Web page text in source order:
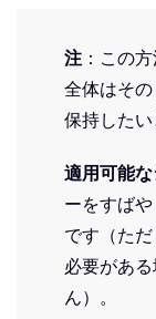
注 ：この
全体はそ
保持したい
適用可能
ーをすば
です（た
必要があ
ん）。